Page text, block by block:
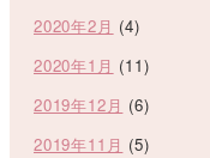
2020年2月 (4)
2020年1月 (11)
2019年12月 (6)
2019年11月 (5)